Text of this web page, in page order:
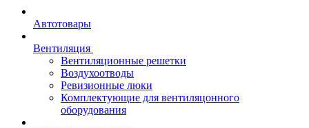
Автотовары
Вентиляция
Вентиляционные решетки
Воздухоотводы
Ревизионные люки
Комплектующие для вентиляцонного
оборудования